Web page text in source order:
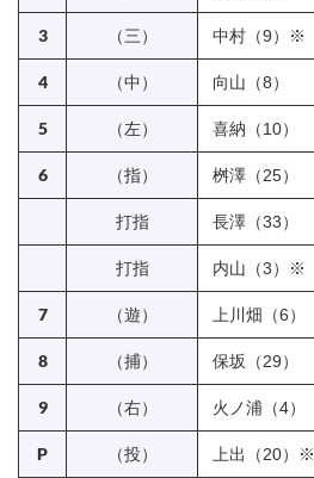
3 （三） 中村（9）※
4 （中） 向山（8）
5 （左） 喜納（10）
6 （指） 桝澤（25）
打指 長澤（33）
打指 内山（3）※
7 （遊） 上川畑（6）
8 （捕） 保坂（29）
9 （右） 火ノ浦（4）
P （投） 上出（20）※